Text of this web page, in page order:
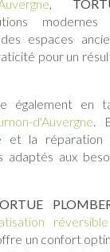
,
modernes
espaces
pour un
également en
d'Auvergne.
et la réparation
adaptés aux
un confort